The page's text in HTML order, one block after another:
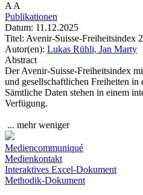
A A
Publikationen
Datum: 11.12.2025
Titel: Avenir-Suisse-Freiheitsindex
Autor(en): Lukas Rühli, Jan Marty
Abstract
Der Avenir-Suisse-Freiheitsindex
und gesellschaftlichen Freiheiten in
Sämtliche Daten stehen in einem
Verfügung.
... mehrweniger
Mediencommuniqué
Medienkontakt
Interaktives Excel-Dokument
Methodik-Dokument